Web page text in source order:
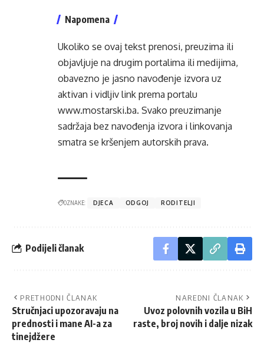
Napomena
Ukoliko se ovaj tekst prenosi, preuzima ili
objavljuje na drugim portalima ili medijima,
obavezno je jasno navođenje izvora uz
aktivan i vidljiv link prema portalu
www.mostarski.ba. Svako preuzimanje
sadržaja bez navođenja izvora i linkovanja
smatra se kršenjem autorskih prava.
OZNAKE: DJECA ODGOJ RODITELJI
Podijeli članak
PRETHODNI ČLANAK
Stručnjaci upozoravaju na
prednosti i mane AI-a za
tinejdžere
NAREDNI ČLANAK
Uvoz polovnih vozila u BiH
raste, broj novih i dalje nizak